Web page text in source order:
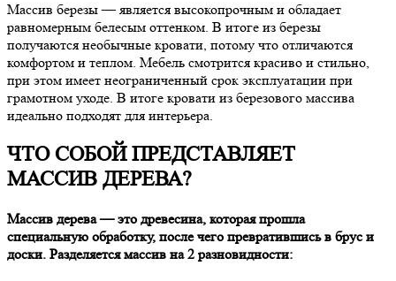
Массив березы — является высокопрочным и обладает
равномерным белесым оттенком. В итоге из березы
получаются необычные кровати, потому что отличаются
комфортом и теплом. Мебель смотрится красиво и стильно,
при этом имеет неограниченный срок эксплуатации при
грамотном уходе. В итоге кровати из березового массива
идеально подходят для интерьера.
ЧТО СОБОЙ ПРЕДСТАВЛЯЕТ
МАССИВ ДЕРЕВА?
Массив дерева — это древесина, которая прошла
специальную обработку, после чего превратившись в брус и
доски. Разделяется массив на 2 разновидности: